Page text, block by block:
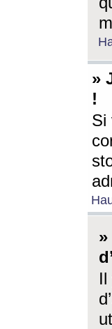
»
!
Si
Il